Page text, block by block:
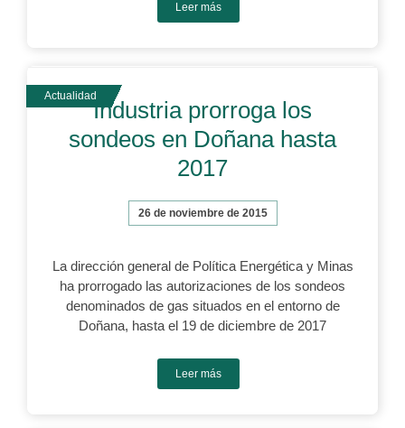
Leer más
Industria prorroga los
sondeos en Doñana hasta
2017
26 de noviembre de 2015
La dirección general de Política Energética y Minas
ha prorrogado las autorizaciones de los sondeos
denominados de gas situados en el entorno de
Doñana, hasta el 19 de diciembre de 2017
Leer más